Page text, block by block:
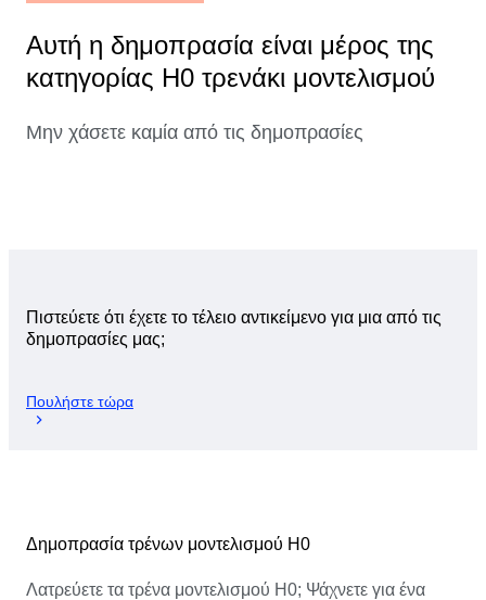
Αυτή η δημοπρασία είναι μέρος της
κατηγορίας H0 τρενάκι μοντελισμού
Μην χάσετε καμία από τις δημοπρασίες
Πιστεύετε ότι έχετε το τέλειο αντικείμενο για μια από τις
δημοπρασίες μας;
Πουλήστε τώρα
Δημοπρασία τρένων μοντελισμού H0
Λατρεύετε τα τρένα μοντελισμού H0; Ψάχνετε για ένα